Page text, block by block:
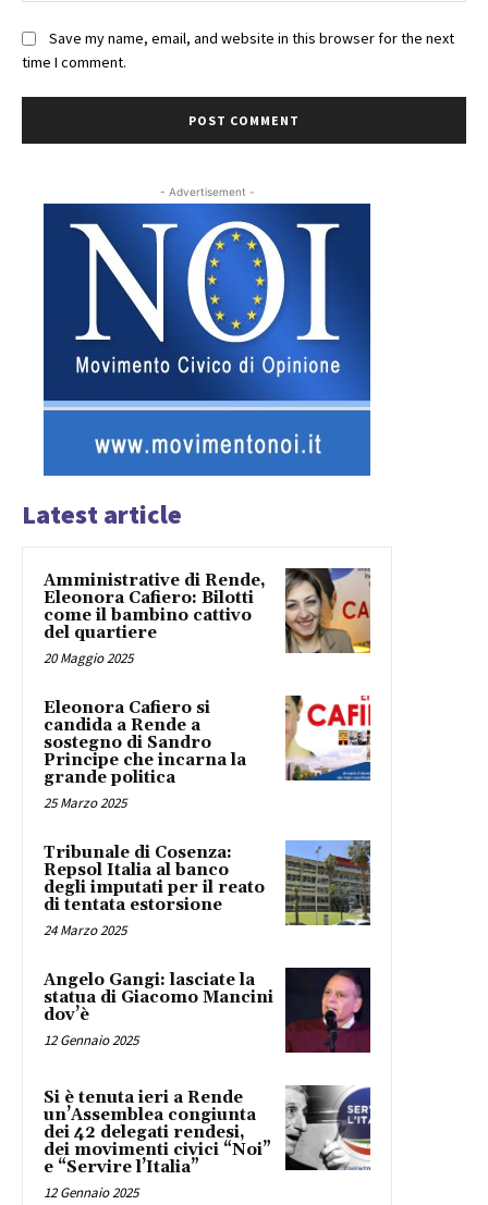
Save my name, email, and website in this browser for the next
time I comment.
- Advertisement -
Latest article
Amministrative di Rende,
Eleonora Cafiero: Bilotti
come il bambino cattivo
del quartiere
20 Maggio 2025
Eleonora Cafiero si
candida a Rende a
sostegno di Sandro
Principe che incarna la
grande politica
25 Marzo 2025
Tribunale di Cosenza:
Repsol Italia al banco
degli imputati per il reato
di tentata estorsione
24 Marzo 2025
Angelo Gangi: lasciate la
statua di Giacomo Mancini
dov’è
12 Gennaio 2025
Si è tenuta ieri a Rende
un’Assemblea congiunta
dei 42 delegati rendesi,
dei movimenti civici “Noi”
e “Servire l’Italia”
12 Gennaio 2025